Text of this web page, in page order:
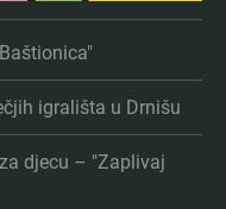
igrališta u Drnišu
djecu – "Zaplivaj